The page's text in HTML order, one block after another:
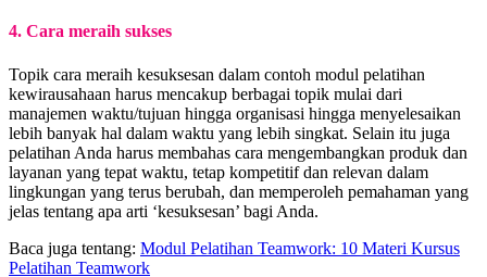
4. Cara meraih sukses
Topik cara meraih kesuksesan dalam contoh modul pelatihan
kewirausahaan harus mencakup berbagai topik mulai dari
manajemen waktu/tujuan hingga organisasi hingga menyelesaikan
lebih banyak hal dalam waktu yang lebih singkat. Selain itu juga
pelatihan Anda harus membahas cara mengembangkan produk dan
layanan yang tepat waktu, tetap kompetitif dan relevan dalam
lingkungan yang terus berubah, dan memperoleh pemahaman yang
jelas tentang apa arti ‘kesuksesan’ bagi Anda.
Baca juga tentang: Modul Pelatihan Teamwork: 10 Materi Kursus
Pelatihan Teamwork